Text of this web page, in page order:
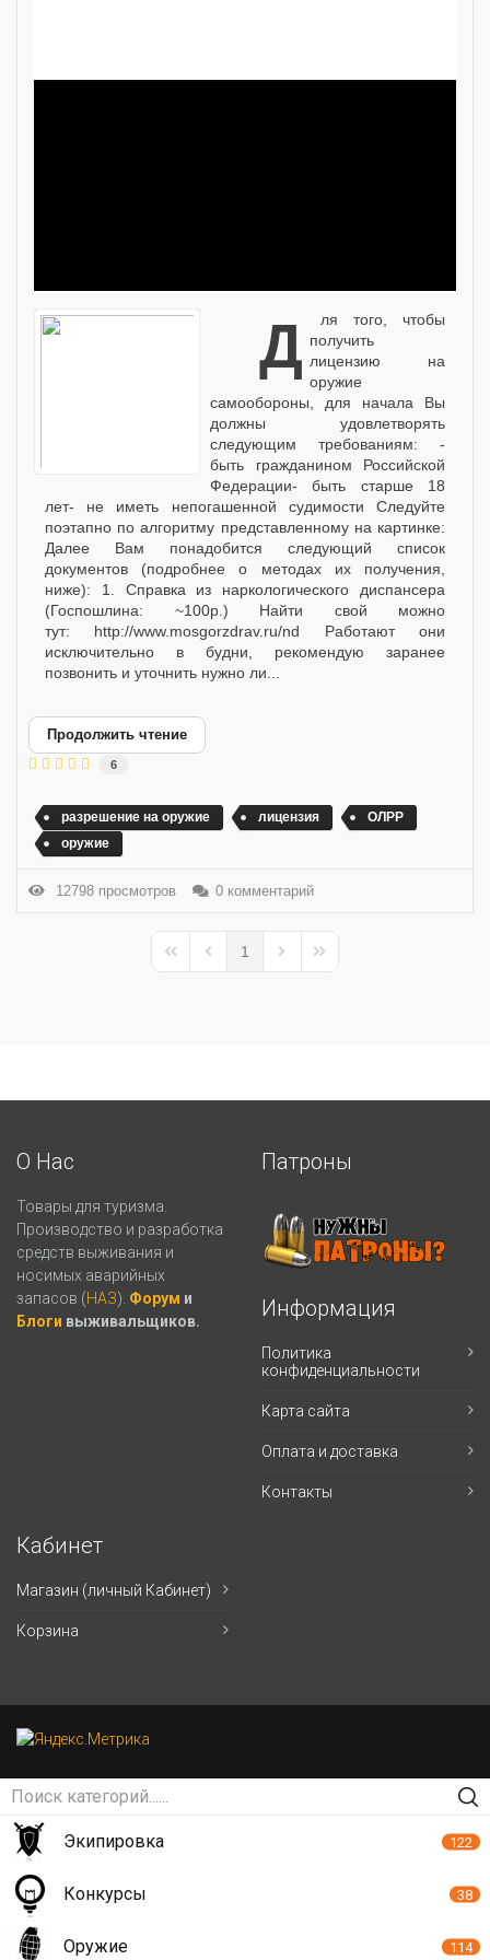
Для того, чтобы получить
лицензию на
оружие
самообороны, для начала Вы
должны удовлетворять
следующим требованиям: -
быть гражданином Российской
Федерации- быть старше 18
лет- не иметь непогашенной судимости Следуйте
поэтапно по алгоритму представленному на картинке:
Далее Вам понадобится следующий список
документов (подробнее о методах их получения,
ниже): 1. Справка из наркологического диспансера
(Госпошлина: ~100р.) Найти свой можно
тут: http://www.mosgorzdrav.ru/nd Работают они
исключительно в будни, рекомендую заранее
позвонить и уточнить нужно ли...
Продолжить чтение
6
разрешение на оружие лицензия
ОЛРР
оружие
12798 просмотров 0 комментарий
First PagePrevious Page
1
Next PageLast Page
О Нас
Товары для туризма.
Производство и разработка
средств выживания и
носимых аварийных
запасов (НАЗ). Форум и
Блоги выживальщиков.
Патроны
Информация
Политика
конфиденциальности
Карта сайта
Оплата и доставка
Контакты
Кабинет
Магазин (личный Кабинет)
Корзина
Экипировка 122
Конкурсы 38
Оружие 114